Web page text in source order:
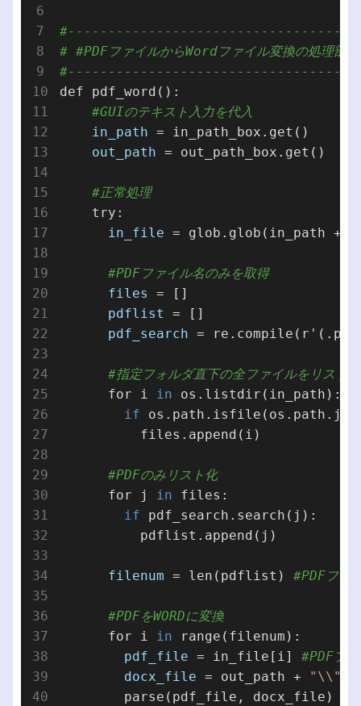
# #PDFファイルからWordファイル変換の処理部分
def pdf_word():
#GUIのテキスト入力を代入
in_path = in_path_box.get()
out_path = out_path_box.get()
#正常処理
    try:
in_file = glob.glob(in_path +
#PDFファイル名のみを取得
files
= []
pdflist
= []
pdf_search =
#指定フォルダ直下の全ファイルをリスト化
      for i
in os.listdir(in_path):
if
          files.append(i)
#PDFのみリスト化
      for j
in files:
if pdf_search.search(j):
          pdflist.append(j)
filenum = len(pdflist) #PDFファ
#PDFをWORDに変換
      for i
in range(filenum):
pdf_file = in_file[i] #PDFフ
docx_file = out_path + "\\"
parse(pdf_file,